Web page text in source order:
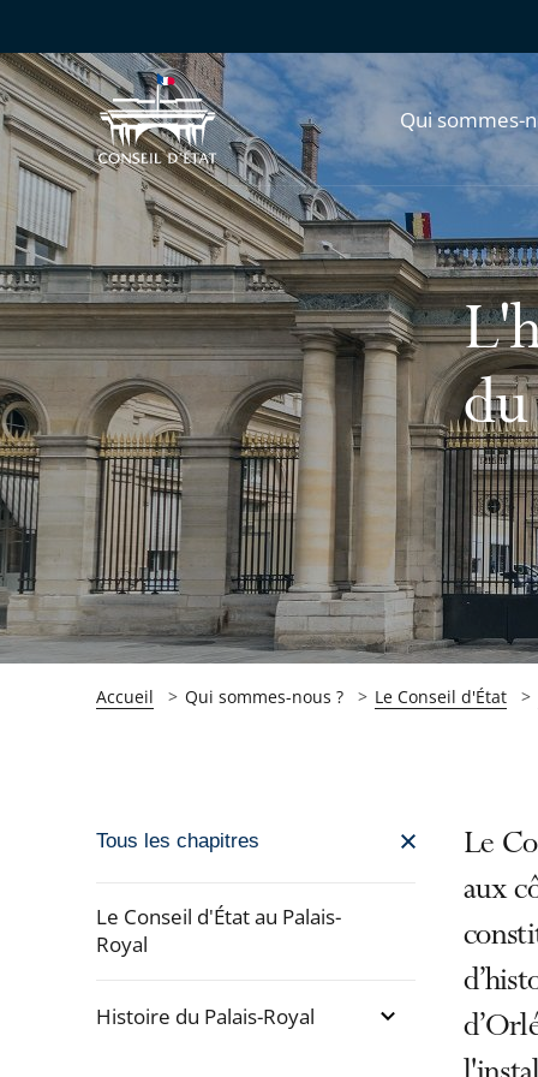
Qui sommes-
Accueil Qui sommes-nous ? Le Conseil d'État
Passer
navigation
de
pour
Tous les chapitres
Le Conseil d'État au Palais-
Royal
Histoire du Palais-Royal
Le
aux